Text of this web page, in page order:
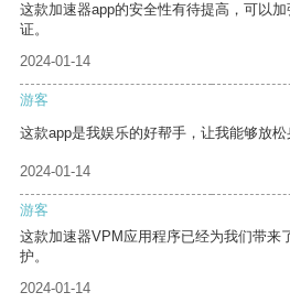
这款加速器app的安全性有待提高，可以
证。
2024-01-14
游客
这款app是我娱乐的好帮手，让我能够放松
2024-01-14
游客
这款加速器VPM应用程序已经为我们带来
护。
2024-01-14